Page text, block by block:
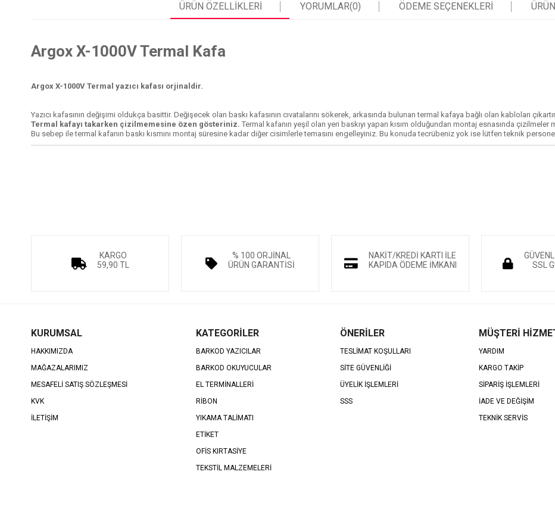
ÜRÜN ÖZELLIKLERI YORUMLAR(0) ÖDEME SEÇENEKLERI
Argox X-1000V Termal Kafa
Argox X-1000V Termal yazıcı kafası orjinaldir.
Yazıcı kafasının değişimi oldukça basittir. Değişecek olan baskı kafasının cıvatalarını sökerek, arkasında bulunan termal kafaya bağlı olan kabloları
Termal kafayı takarken çizilmemesine özen gösteriniz. Termal kafanın yeşil olan yeri baskıyı yapan kısım olduğundan montaj esnasında çizilmeler
Bu sebep ile termal kafanın baskı kısmını montaj süresine kadar diğer cisimlerle temasını engelleyiniz. Bu konuda tecrübeniz yok ise lütfen teknik
KARGO
59,90 TL
% 100 ORJİNAL
ÜRÜN GARANTİSİ
NAKİT/KREDİ KARTI İLE
KAPIDA ÖDEME İMKANI
SSL
KURUMSAL
HAKKIMIZDA
MAĞAZALARIMIZ
MESAFELİ SATIŞ SÖZLEŞMESİ
KVK
İLETİŞİM
KATEGORİLER
BARKOD YAZICILAR
BARKOD OKUYUCULAR
EL TERMİNALLERİ
RİBON
YIKAMA TALİMATI
ETİKET
OFİS KIRTASİYE
TEKSTİL MALZEMELERİ
ÖNERİLER
TESLİMAT KOŞULLARI
SİTE GÜVENLİĞİ
ÜYELİK İŞLEMLERİ
SSS
MÜŞTERİ
YARDIM
KARGO TAKİP
SİPARİŞ İŞLEMLERİ
İADE VE DEĞİŞİM
TEKNİK SERVİS